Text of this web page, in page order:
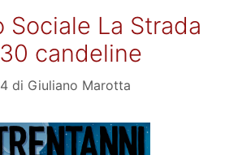
Sociale La Strada
candeline
di Giuliano Marotta